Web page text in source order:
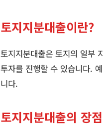
토지지분대출이란?
토지지분대출은 토지의 일부
투자를 진행할 수 있습니다.
니다.
토지지분대출의 장점